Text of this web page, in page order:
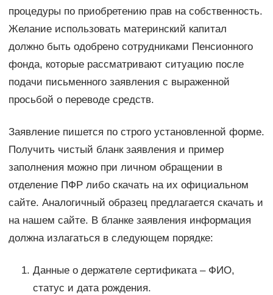
процедуры по приобретению прав на собственность.
Желание использовать материнский капитал
должно быть одобрено сотрудниками Пенсионного
фонда, которые рассматривают ситуацию после
подачи письменного заявления с выраженной
просьбой о переводе средств.
Заявление пишется по строго установленной форме.
Получить чистый бланк заявления и пример
заполнения можно при личном обращении в
отделение ПФР либо скачать на их официальном
сайте. Аналогичный образец предлагается скачать и
на нашем сайте. В бланке заявления информация
должна излагаться в следующем порядке:
Данные о держателе сертификата – ФИО,
статус и дата рождения.